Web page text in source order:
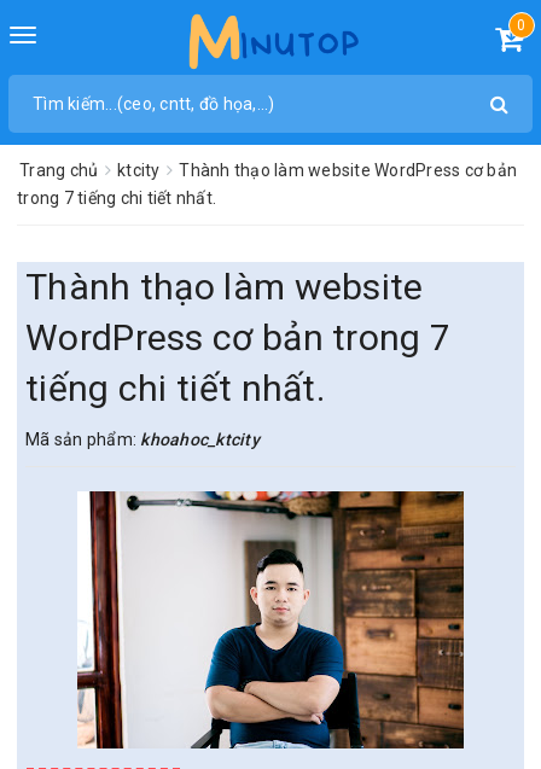
Toggle
0
Trang chủ ktcity
Thành thạo làm website WordPress cơ bản
trong 7 tiếng chi tiết nhất.
Thành thạo làm website
WordPress cơ bản trong 7
tiếng chi tiết nhất.
Mã sản phẩm: khoahoc_ktcity